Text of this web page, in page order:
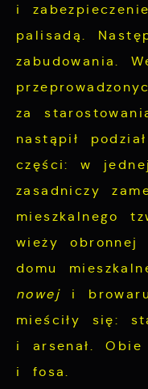
i
palisadą.
zabudowania.
za
nastąpił
części: w
zasadniczy
mieszkalnego
wieży obronnej
domu
nowej i
mieściły się:
i arsenał. Obie
i fosa.